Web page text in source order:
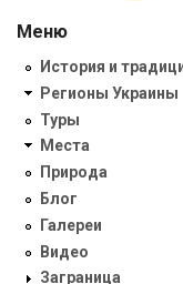
Меню
История и
Регионы Украины
Туры
Места
Природа
Блог
Галереи
Видео
Заграница